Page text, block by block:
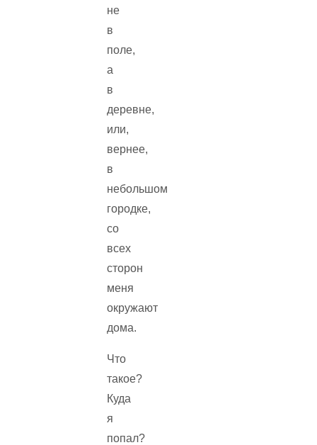
не
в
поле,
а
в
деревне,
или,
вернее,
в
небольшом
городке,
со
всех
сторон
меня
окружают
дома.
Что
такое?
Куда
я
попал?